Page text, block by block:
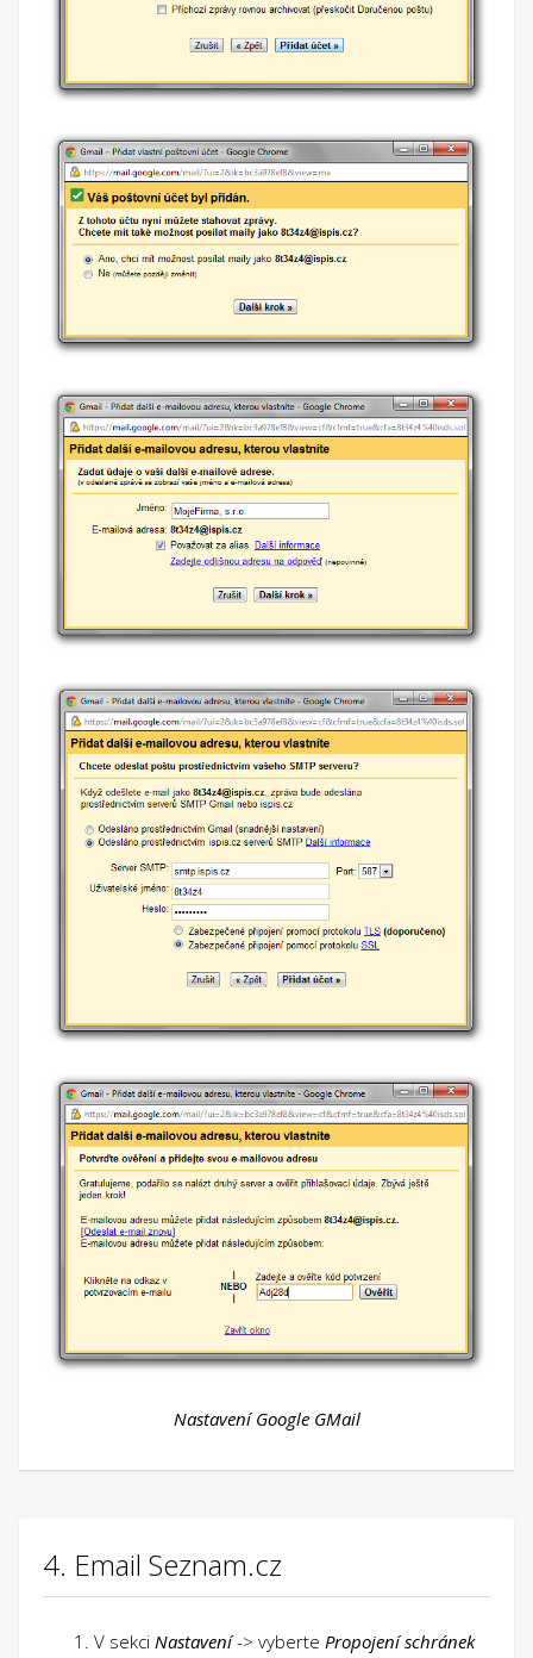
Nastavení Google GMail
4. Email Seznam.cz
V sekci Nastavení-> vyberte Propojení schránek